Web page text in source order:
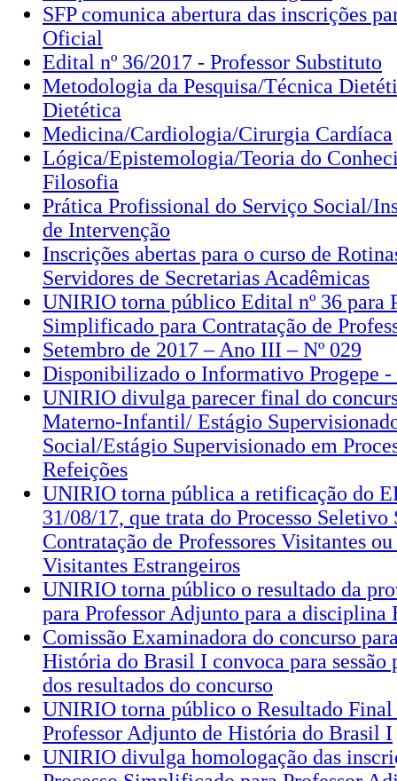
SFP comunica abertura das inscrições
Oficial
Edital nº 36/2017 - Professor Substituto
Metodologia da Pesquisa/Técnica
Dietética
Medicina/Cardiologia/Cirurgia Cardíaca
Lógica/Epistemologia/Teoria do
Filosofia
Prática Profissional do Serviço Social/
de Intervenção
Inscrições abertas para o curso de
Servidores de Secretarias Acadêmicas
UNIRIO torna público Edital nº 36 para
Simplificado para Contratação de
Setembro de 2017 – Ano III – Nº 029
Disponibilizado o Informativo Progepe -
UNIRIO divulga parecer final do
Materno-Infantil/ Estágio
Social/Estágio Supervisionado em
Refeições
UNIRIO torna pública a retificação do
31/08/17, que trata do Processo
Contratação de Professores Visitantes ou
Visitantes Estrangeiros
UNIRIO torna público o resultado da
para Professor Adjunto para a
Comissão Examinadora do concurso
História do Brasil I convoca para sessão
dos resultados do concurso
UNIRIO torna público o Resultado Final
Professor Adjunto de História do Brasil I
UNIRIO divulga homologação das